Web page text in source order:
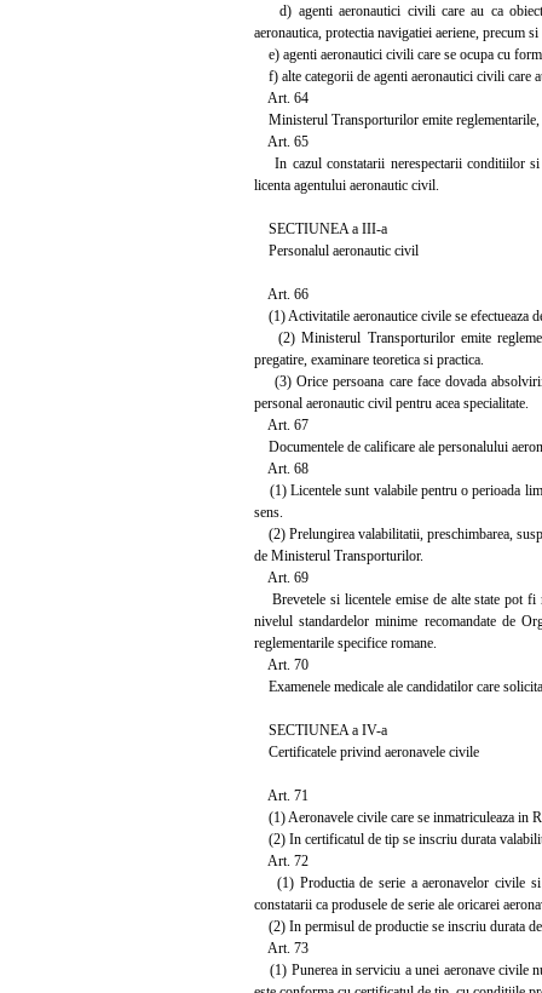
d) agenti aeronautici civili care au ca obiect
aeronautica, protectia navigatiei aeriene, precum
e) agenti aeronautici civili care se ocupa cu
f) alte categorii de agenti aeronautici civili care
Art. 64
Ministerul Transporturilor emite
Art. 65
In cazul constatarii nerespectarii conditiilor si
licenta agentului aeronautic civil.
SECTIUNEA a III-a
Personalul aeronautic civil
Art. 66
(1) Activitatile aeronautice civile se efectueaza
(2) Ministerul Transporturilor emite
pregatire, examinare teoretica si practica.
(3) Orice persoana care face dovada absolvirii
personal aeronautic civil pentru acea specialitate.
Art. 67
Documentele de calificare ale personalului
Art. 68
(1) Licentele sunt valabile pentru o perioada
sens.
(2) Prelungirea valabilitatii, preschimbarea,
de Ministerul Transporturilor.
Art. 69
Brevetele si licentele emise de alte state pot fi
nivelul standardelor minime recomandate de
reglementarile specifice romane.
Art. 70
Examenele medicale ale candidatilor care
SECTIUNEA a IV-a
Certificatele privind aeronavele civile
Art. 71
(1) Aeronavele civile care se inmatriculeaza in
(2) In certificatul de tip se inscriu durata
Art. 72
(1) Productia de serie a aeronavelor civile si
constatarii ca produsele de serie ale oricarei
(2) In permisul de productie se inscriu durata
Art. 73
(1) Punerea in serviciu a unei aeronave civile